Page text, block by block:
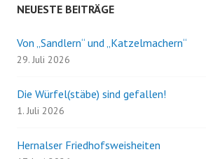
NEUESTE BEITRÄGE
Von „Sandlern“ und „Katzelmachern“
29. Juli 2026
Die Würfel(stäbe) sind gefallen!
1. Juli 2026
Hernalser Friedhofsweisheiten